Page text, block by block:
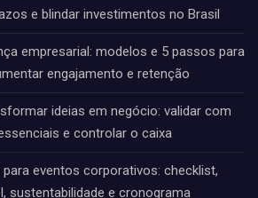
e blindar investimentos no Brasil
empresarial: modelos e 5 passos para
engajamento e retenção
ideias em negócio: validar com
e controlar o caixa
para eventos corporativos: checklist,
sustentabilidade e cronograma